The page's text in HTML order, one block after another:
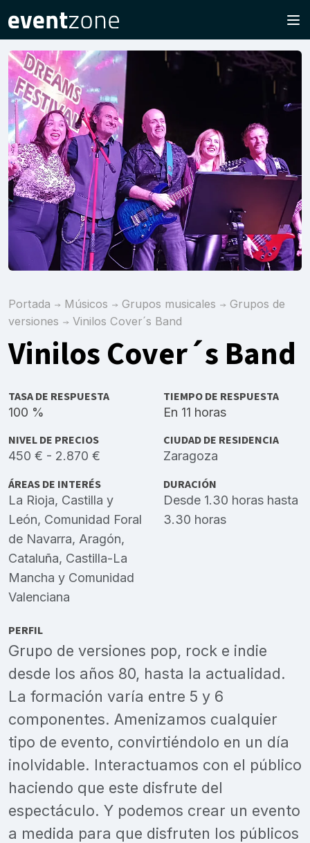
Portada Músicos Grupos musicales
Grupos de
versiones
Vinilos Cover´s Band
Vinilos Cover´s Band
TASA DE RESPUESTA
100 %
TIEMPO DE RESPUESTA
En 11 horas
NIVEL DE PRECIOS
450 € - 2.870 €
CIUDAD DE RESIDENCIA
Zaragoza
ÁREAS DE INTERÉS
La Rioja, Castilla y
León, Comunidad Foral
de Navarra, Aragón,
Cataluña, Castilla-La
Mancha y Comunidad
Valenciana
DURACIÓN
Desde 1.30 horas hasta
3.30 horas
PERFIL
Grupo de versiones pop, rock e indie
desde los años 80, hasta la actualidad.
La formación varía entre 5 y 6
componentes. Amenizamos cualquier
tipo de evento, convirtiéndolo en un día
inolvidable. Interactuamos con el público
haciendo que este disfrute del
espectáculo. Y podemos crear un evento
a medida para que disfruten los públicos